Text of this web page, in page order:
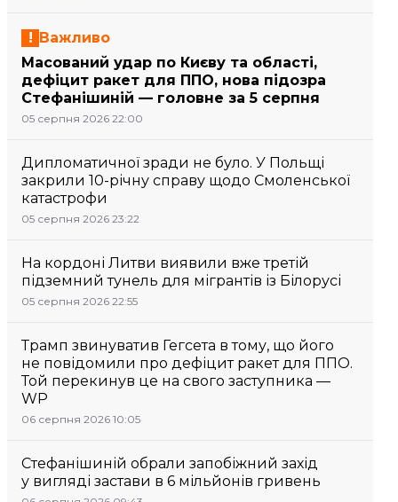
Важливо
Масований удар по Києву та області,
дефіцит ракет для ППО, нова підозра
Стефанішиній — головне за 5 серпня
05 серпня 2026 22:00
Дипломатичної зради не було. У Польщі
закрили 10-річну справу щодо Смоленської
катастрофи
05 серпня 2026 23:22
На кордоні Литви виявили вже третій
підземний тунель для мігрантів із Білорусі
05 серпня 2026 22:55
Трамп звинуватив Гегсета в тому, що його
не повідомили про дефіцит ракет для ППО.
Той перекинув це на свого заступника —
WP
06 серпня 2026 10:05
Стефанішиній обрали запобіжний захід
у вигляді застави в 6 мільйонів гривень